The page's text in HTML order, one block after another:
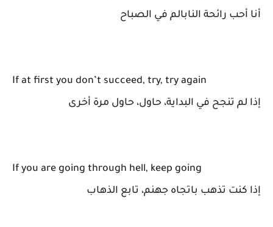
أنا أحب رائحة النابالم في الصباح
If at first you don’t succeed, try, try again
إذا لم تنجح في البداية، حاول، حاول مرة أخرى
If you are going through hell, keep going
إذا كنت تذهب باتجاه جهنم، تابع الذهاب